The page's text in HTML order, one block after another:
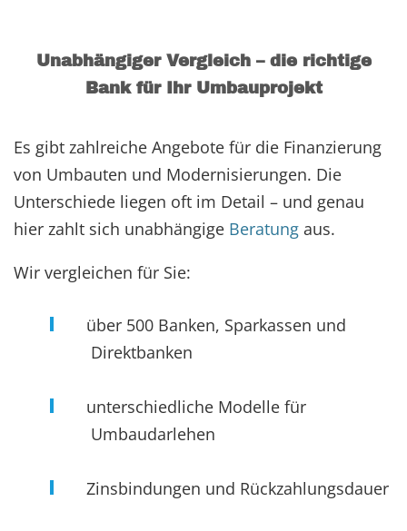
Unabhängiger Vergleich – die richtige
Bank für Ihr Umbauprojekt
Es gibt zahlreiche Angebote für die Finanzierung
von Umbauten und Modernisierungen. Die
Unterschiede liegen oft im Detail – und genau
hier zahlt sich unabhängige Beratung aus.
Wir vergleichen für Sie:
über 500 Banken, Sparkassen und
Direktbanken
unterschiedliche Modelle für
Umbaudarlehen
Zinsbindungen und Rückzahlungsdauer